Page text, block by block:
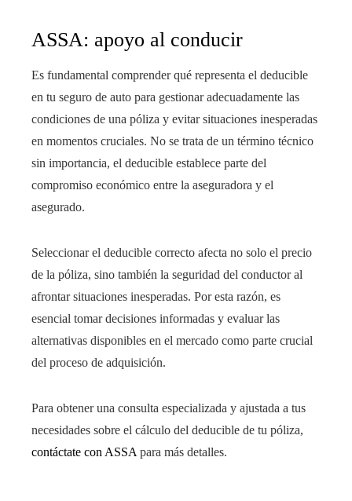
ASSA: apoyo al conducir
Es fundamental comprender qué representa el deducible
en tu seguro de auto para gestionar adecuadamente las
condiciones de una póliza y evitar situaciones inesperadas
en momentos cruciales. No se trata de un término técnico
sin importancia, el deducible establece parte del
compromiso económico entre la aseguradora y el
asegurado.
Seleccionar el deducible correcto afecta no solo el precio
de la póliza, sino también la seguridad del conductor al
afrontar situaciones inesperadas. Por esta razón, es
esencial tomar decisiones informadas y evaluar las
alternativas disponibles en el mercado como parte crucial
del proceso de adquisición.
Para obtener una consulta especializada y ajustada a tus
necesidades sobre el cálculo del deducible de tu póliza,
contáctate con ASSApara más detalles.